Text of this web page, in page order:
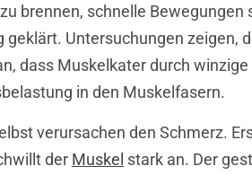
brennen, schnelle
geklärt. Untersuchungen
dass Muskelkater durch
in den Muskelfasern.
verursachen den Schmerz.
der Muskel stark an. Der